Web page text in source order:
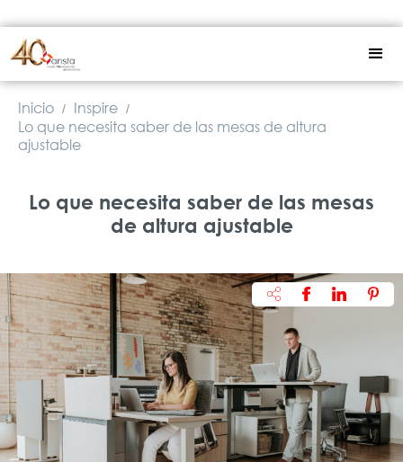
Inicio / Inspire /
Lo que necesita saber de las mesas de altura
ajustable
Lo que necesita saber de las mesas
de altura ajustable